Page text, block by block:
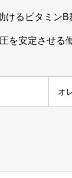
けるビタミン
を安定させる
オ